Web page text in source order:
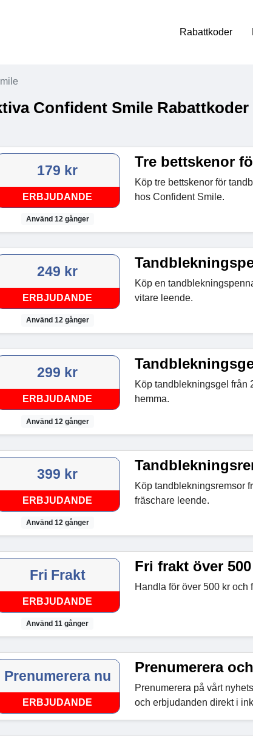
Rabattkoder
Confident Smile
179 kr
ERBJUDANDE
Använd 12 gånger
Tre bettskenor
Köp tre bettskenor för
hos Confident Smile.
249 kr
ERBJUDANDE
Använd 12 gånger
Köp en
vitare leende.
299 kr
ERBJUDANDE
Använd 12 gånger
Köp tandblekningsgel från
hemma.
399 kr
ERBJUDANDE
Använd 12 gånger
Köp tandblekningsremsor
fräschare leende.
Fri Frakt
ERBJUDANDE
Använd 11 gånger
Fri frakt över
Handla för över 500 kr och
Prenumerera nu
ERBJUDANDE
Prenumerera
Prenumerera på vårt
och erbjudanden direkt i